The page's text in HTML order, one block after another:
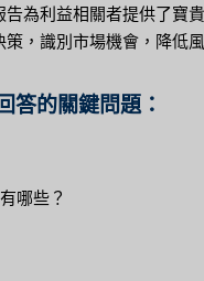
為利益相關者提供了寶
，識別市場機會，降低
答的關鍵問題：
哪些？